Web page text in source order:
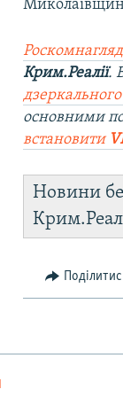
Крим.Реалії.
основними
встановити
Новини